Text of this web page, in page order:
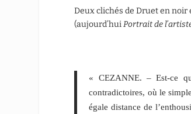
Deux clichés de Druet en
(aujourd’huiPortrait de
« CEZANNE. – Est-ce
contradictoires, où le
égale distance de